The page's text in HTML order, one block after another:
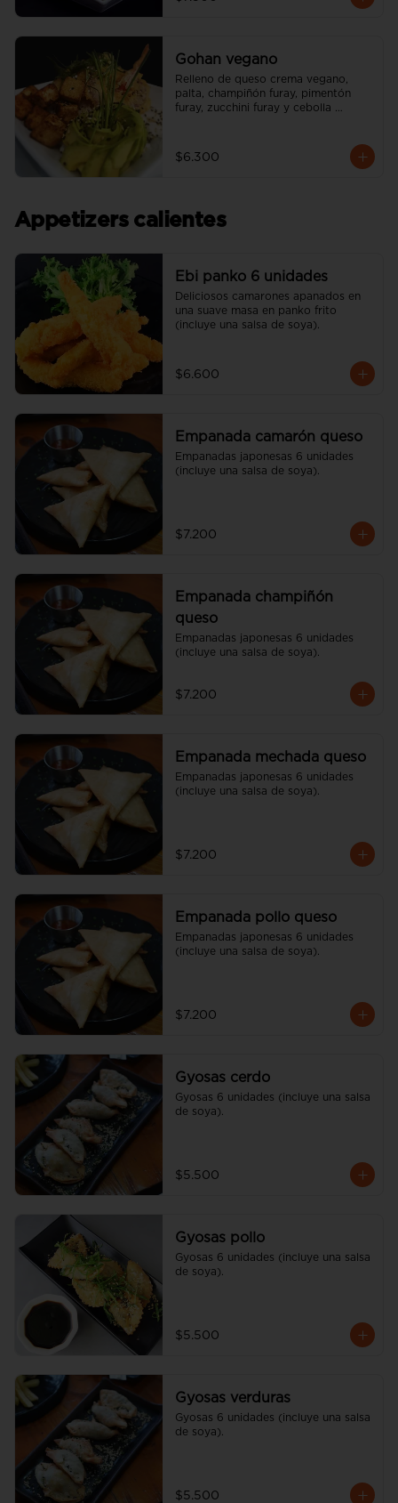
Gohan vegano
Relleno de queso crema vegano,
palta, champiñón furay, pimentón
furay, zucchini furay y cebolla
$6.300
Appetizers calientes
Ebi panko 6 unidades
Deliciosos camarones apanados en
una suave masa en panko frito
(incluye una salsa de soya).
$6.600
Empanada camarón queso
Empanadas japonesas 6 unidades
(incluye una salsa de soya).
$7.200
Empanada champiñón
queso
Empanadas japonesas 6 unidades
(incluye una salsa de soya).
$7.200
Empanada mechada queso
Empanadas japonesas 6 unidades
(incluye una salsa de soya).
$7.200
Empanada pollo queso
Empanadas japonesas 6 unidades
(incluye una salsa de soya).
$7.200
Gyosas cerdo
Gyosas 6 unidades (incluye una salsa
de soya).
$5.500
Gyosas pollo
Gyosas 6 unidades (incluye una salsa
de soya).
$5.500
Gyosas verduras
Gyosas 6 unidades (incluye una salsa
de soya).
$5.500